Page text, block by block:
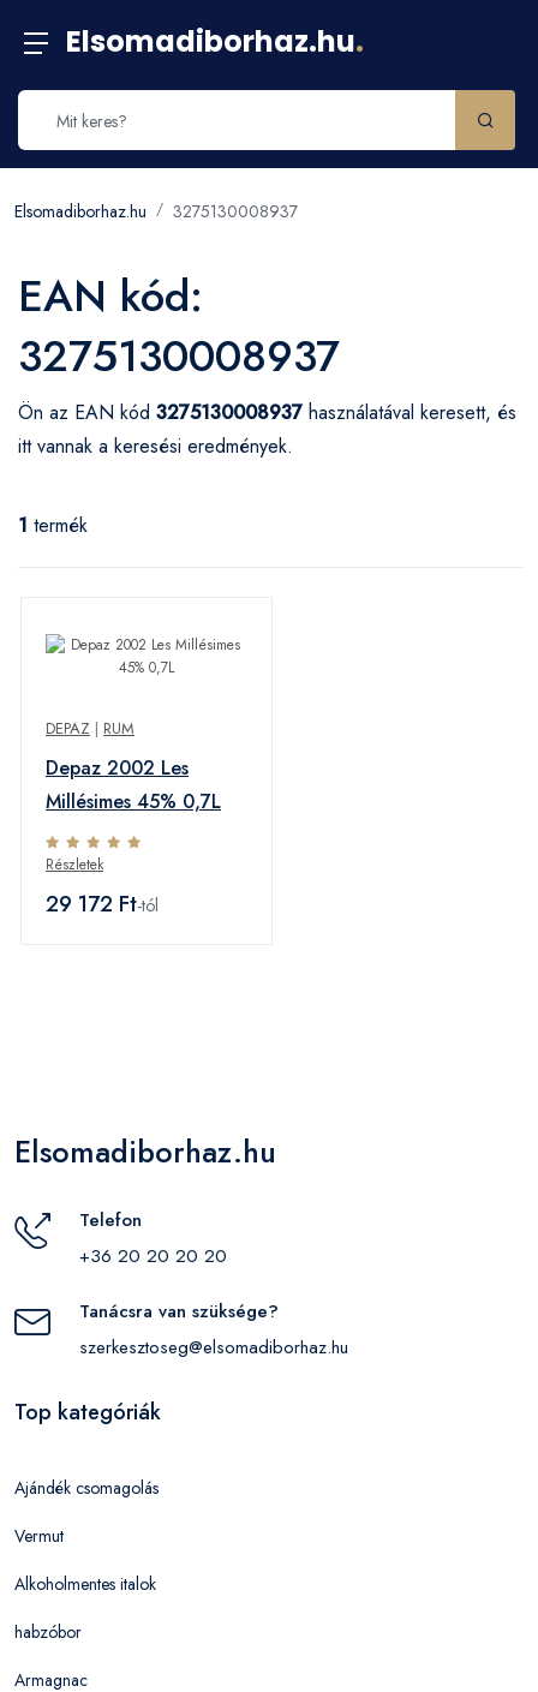
Elsomadiborhaz.hu.
Elsomadiborhaz.hu 3275130008937
EAN kód:
3275130008937
Ön az EAN kód 3275130008937 használatával keresett, és
itt vannak a keresési eredmények.
1 termék
DEPAZ | RUM
Depaz 2002 Les
Millésimes 45% 0,7L
Részletek
29 172 Ft-tól
Elsomadiborhaz.hu
Telefon
+36 20 20 20 20
Tanácsra van szüksége?
szerkesztoseg@elsomadiborhaz.hu
Top kategóriák
Ajándék csomagolás
Vermut
Alkoholmentes italok
habzóbor
Armagnac